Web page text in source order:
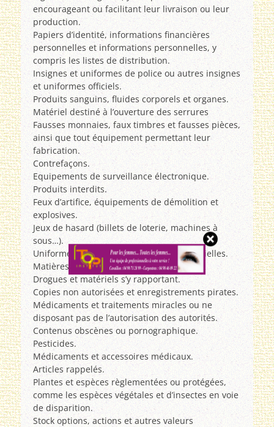
encourageant ou facilitant leur livraison ou leur
production.
Papiers d’identité, informations financières
personnelles et informations personnelles, y
compris les listes de distribution.
Insignes et uniformes de police ou autres insignes
et uniformes officiels.
Produits sanguins, fluides corporels et organes.
Matériel destiné à l’ouverture des serrures
Fausses monnaies, faux timbres et fausses pièces,
ainsi que tout équipement permettant leur
fabrication.
Contrefaçons.
Equipements de surveillance électronique.
Produits interdits.
Feux d’artifice, équipements de démolition et
explosives.
Jeux de hasard (billets de loterie, machines à
sous…).
Uniformes, identifications et licences officielles.
Matières dangereuses.
Drogues et matériels s’y rapportant.
Copies non autorisées et enregistrements pirates.
Médicaments et traitements miracles ou ne
disposant pas de l’autorisation des autorités.
Contenus obscènes ou pornographique.
Pesticides.
Médicaments et accessoires médicaux.
Articles rappelés.
Plantes et espèces règlementées ou protégées,
comme les espèces végétales et d’insectes en voie
de disparition.
Stock options, actions et autres valeurs